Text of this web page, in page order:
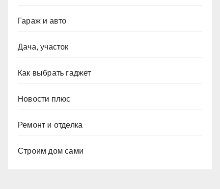
Гараж и авто
Дача, участок
Как выбрать гаджет
Новости плюс
Ремонт и отделка
Строим дом сами